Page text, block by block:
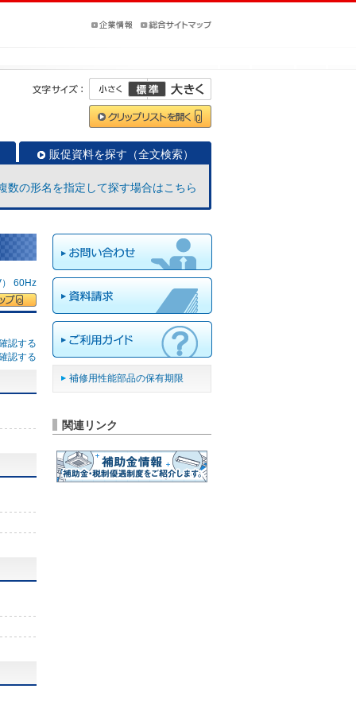
販促資料を探す（全文検索）
数の形名を指定して探す場合はこちら
60Hz
認する
認する
補修用性能部品の保有期限
関連リンク